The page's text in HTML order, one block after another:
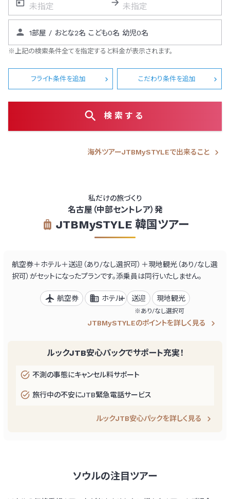
※上記の検索条件全てを指定すると料金が表示されます。
フライト条件を追加 こだわり条件を追加
検索する
海外ツアーJTBMySTYLEで出来ること
名古屋（中部セントレア）発
JTBMySTYLE 韓国ツアー
私だけの旅づくり
航空券＋ホテル＋送迎（あり/なし選択可）＋現地観光（あり/なし選
択可）がセットになったプランです。添乗員は同行いたしません。
航空券 ホテル 送迎 現地観光
あり/なし選択可
JTBMySTYLEのポイントを詳しく見る
ルックJTB安心パックでサポート充実！
不測の事態にキャンセル料サポート
旅行中の不安にJTB緊急電話サービス
ルックJTB安心パックを詳しく見る
ソウルの注目ツアー